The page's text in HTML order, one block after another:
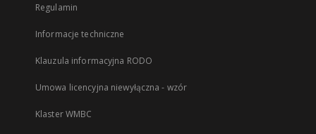
Regulamin
Informacje techniczne
Klauzula informacyjna RODO
Umowa licencyjna niewyłączna - wzór
Klaster WMBC